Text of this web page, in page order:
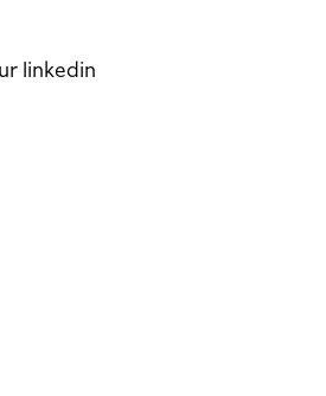
linkedin